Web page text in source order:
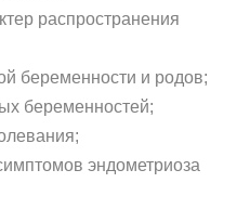
распространения
беременности и родов;
беременностей;
эндометриоза